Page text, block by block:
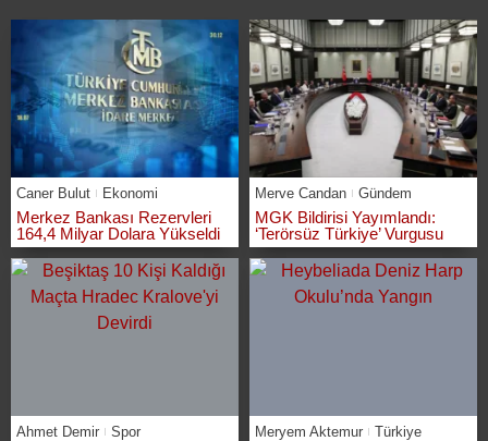
Caner Bulut Ekonomi
Merkez Bankası Rezervleri
164,4 Milyar Dolara Yükseldi
Merve Candan Gündem
MGK Bildirisi Yayımlandı:
‘Terörsüz Türkiye’ Vurgusu
Ahmet Demir Spor Meryem Aktemur Türkiye